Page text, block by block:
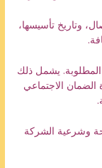
وتاريخ تأسيسها،
المطلوبة. يشمل ذلك
الاجتماعي
وشرعية الشركة